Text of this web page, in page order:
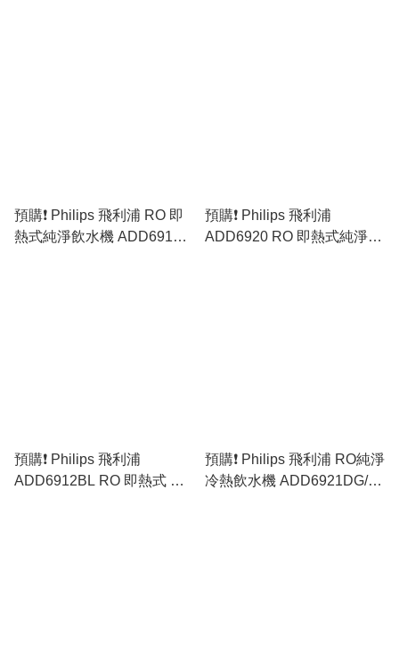
預購❗️ Philips 飛利浦 RO 即
熱式純淨飲水機 ADD6910
預購❗️ Philips 飛利浦
ADD6920 RO 即熱式純淨飲
預購❗️ Philips 飛利浦
ADD6912BL RO 即熱式 冷
預購❗️ Philips 飛利浦 RO純淨
冷熱飲水機 ADD6921DG/90